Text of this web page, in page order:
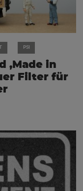
PSI
‚Made in
Filter für